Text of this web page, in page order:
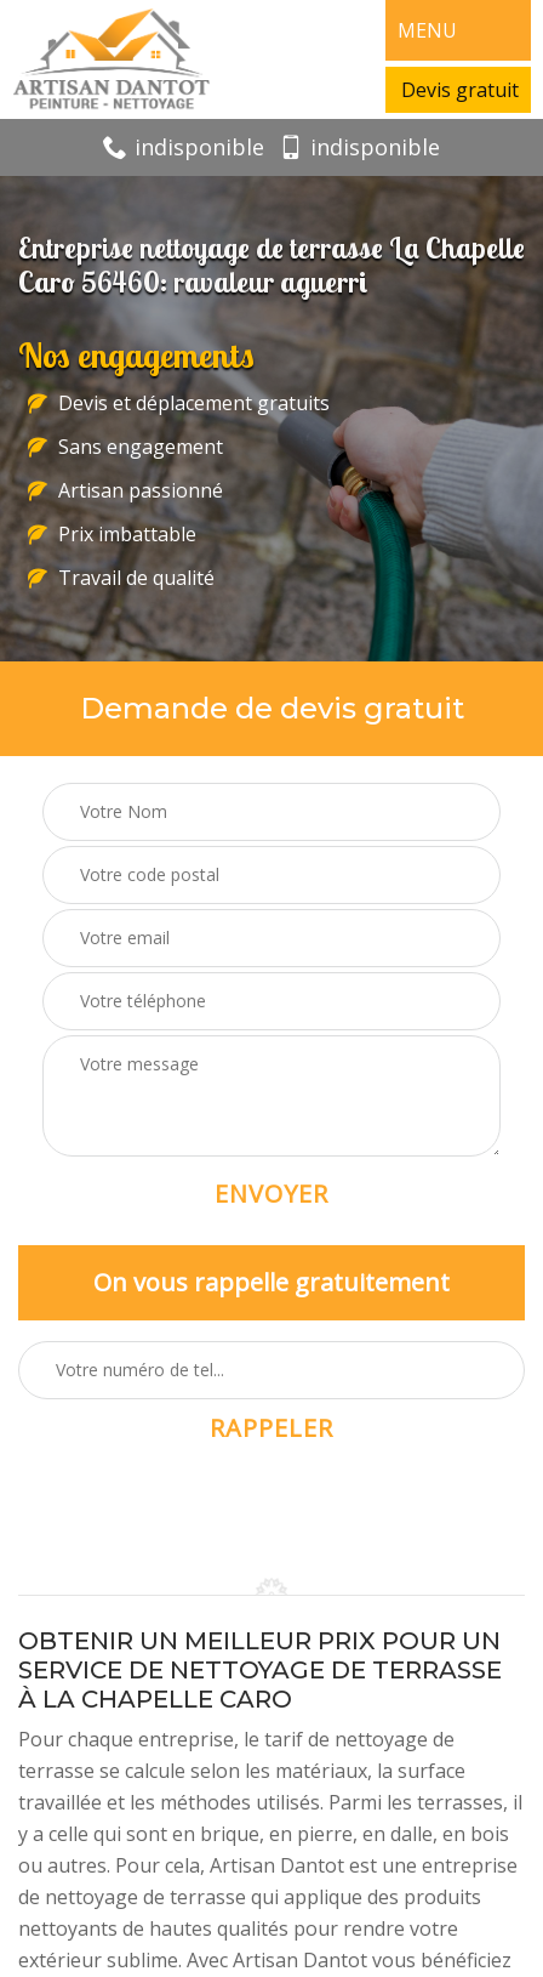
MENU
Devis gratuit
indisponible indisponible
Entreprise nettoyage de terrasse La Chapelle
Caro 56460: ravaleur aguerri
Nos engagements
Devis et déplacement gratuits
Sans engagement
Artisan passionné
Prix imbattable
Travail de qualité
Demande de devis gratuit
On vous rappelle gratuitement
OBTENIR UN MEILLEUR PRIX POUR UN
SERVICE DE NETTOYAGE DE TERRASSE
À LA CHAPELLE CARO
Pour chaque entreprise, le tarif de nettoyage de
terrasse se calcule selon les matériaux, la surface
travaillée et les méthodes utilisés. Parmi les terrasses, il
y a celle qui sont en brique, en pierre, en dalle, en bois
ou autres. Pour cela, Artisan Dantot est une entreprise
de nettoyage de terrasse qui applique des produits
nettoyants de hautes qualités pour rendre votre
extérieur sublime. Avec Artisan Dantot vous bénéficiez